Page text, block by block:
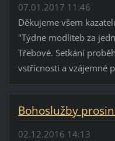
07.01.2017 11:46
Děkujeme všem
"Týdne modliteb za
Třebové. Setkání
vstřícnosti a vzájemné
Bohoslužby
02.12.2016 14:13